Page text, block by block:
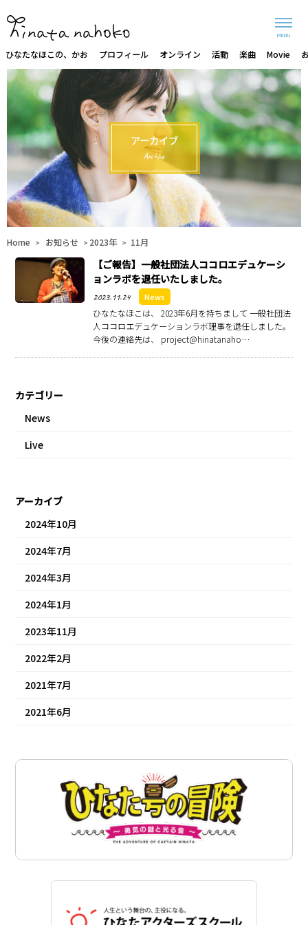
ひなたなほこの、かお プロフィール オンライン 活動 楽曲 Movie
アーカイブ
Archive
MENU
Home > お知らせ > 2023年 > 11月
【ご報告】一般社団法人ココロエデュケーシ
ョンラボを退任いたしました。
2023.11.24 News
ひなたなほこは、 2023年6月を持ちまして 一般社団法
人ココロエデュケーションラボ理事を退任しました。
今後の連絡先は、 project@hinatanaho…
カテゴリー
News
Live
アーカイブ
2024年10月
2024年7月
2024年3月
2024年1月
2023年11月
2022年2月
2021年7月
2021年6月